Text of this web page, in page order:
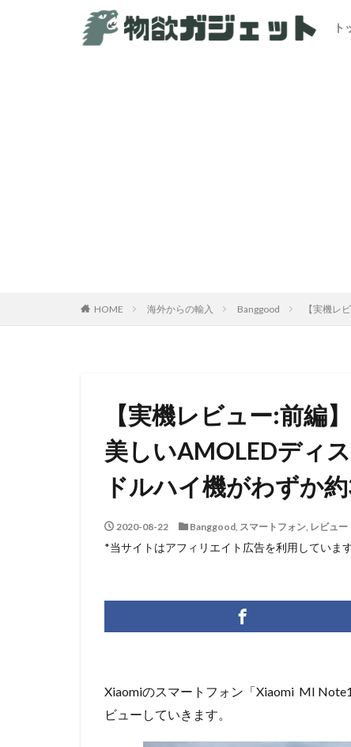
ト
HOME 海外からの輸入 Banggood 【実機レ
【実機レビュー:前編
美しいAMOLEDディ
ドルハイ機がわずか
2020-08-22 Banggood, スマートフォン, レビュー
*当サイトはアフィリエイト広告を利用しています
Xiaomiのスマートフォン「Xiaomi MI
ビューしていきます。